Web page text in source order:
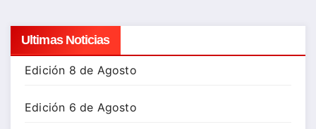
entradas
Ultimas Noticias
Edición 8 de Agosto
Edición 6 de Agosto